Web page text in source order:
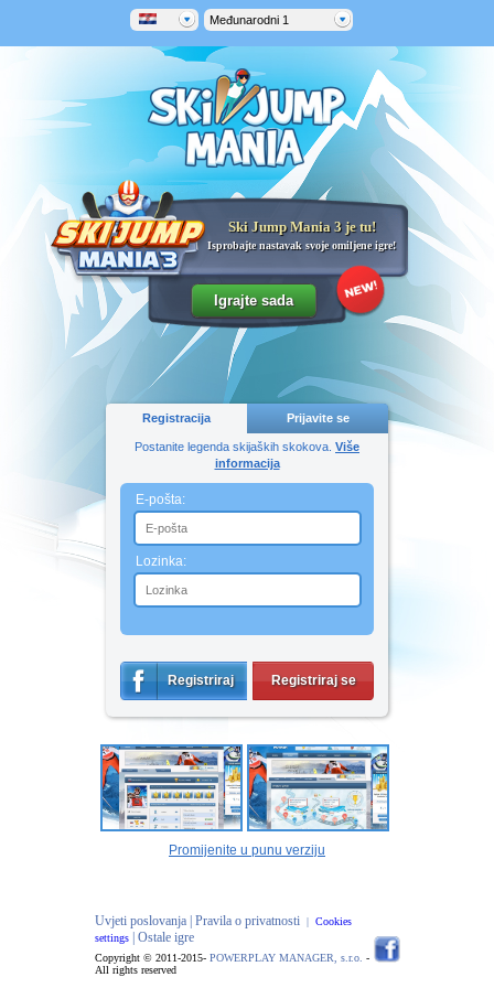
Međunarodni 1
Ski Jump Mania 3 je tu!
Isprobajte nastavak svoje omiljene igre!
Registracija Prijavite se
Postanite legenda skijaških skokova. Više
informacija
E-pošta:
Lozinka:
Registriraj
se
Registriraj se
Promijenite u punu verziju
Uvjeti poslovanja | Pravila o privatnosti| Cookies
settings
| Ostale igre
Copyright © 2011-2015- POWERPLAY MANAGER, s.r.o. -
All rights reserved